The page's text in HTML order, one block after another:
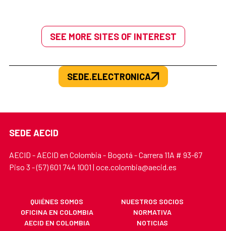
SEE MORE SITES OF INTEREST
SEDE.ELECTRONICA
SEDE AECID
AECID - AECID en Colombia - Bogotá - Carrera 11A # 93-67
Piso 3 - (57) 601 744 1001 | oce.colombia@aecid.es
QUIÉNES SOMOS
NUESTROS SOCIOS
OFICINA EN COLOMBIA
NORMATIVA
AECID EN COLOMBIA
NOTICIAS